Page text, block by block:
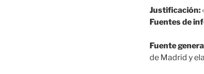
Justificación:
Fuentes de
Fuente
de Madrid y